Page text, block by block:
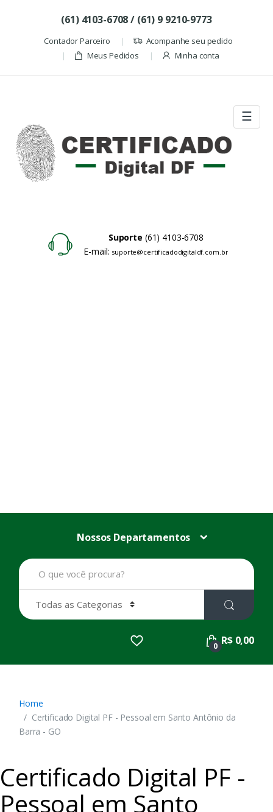
(61) 4103-6708 / (61) 9 9210-9773
Contador Parceiro
Acompanhe seu pedido
Meus Pedidos
Minha conta
☰
Suporte (61) 4103-6708
E-mail: suporte@certificadodigitaldf.com.br
Nossos Departamentos
B
u
a
r
:
0 R$ 0,00
Home
Certificado Digital PF - Pessoal em Santo Antônio da
Barra - GO
Certificado Digital PF -
Pessoal em Santo